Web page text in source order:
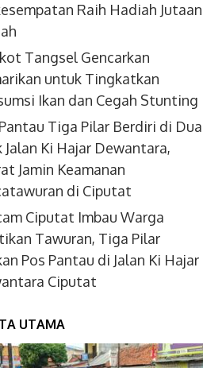
Raih Hadiah Jutaan
Tangsel Gencarkan
untuk Tingkatkan
Ikan dan Cegah Stunting
Tiga Pilar Berdiri di Dua
Ki Hajar Dewantara,
Jamin Keamanan
di Ciputat
Ciputat Imbau Warga
Tawuran, Tiga Pilar
Pos Pantau di Jalan Ki Hajar
Ciputat
UTAMA